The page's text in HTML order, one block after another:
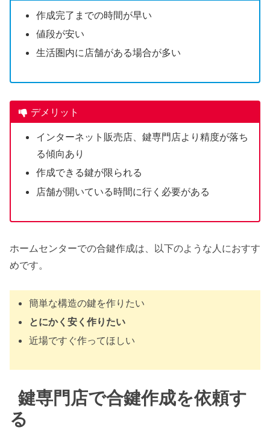
作成完了までの時間が早い
値段が安い
生活圏内に店舗がある場合が多い
デメリット
インターネット販売店、鍵専門店より精度が落ち
る傾向あり
作成できる鍵が限られる
店舗が開いている時間に行く必要がある
ホームセンターでの合鍵作成は、以下のような人におすす
めです。
簡単な構造の鍵を作りたい
とにかく安く作りたい
近場ですぐ作ってほしい
鍵専門店で合鍵作成を依頼す
る